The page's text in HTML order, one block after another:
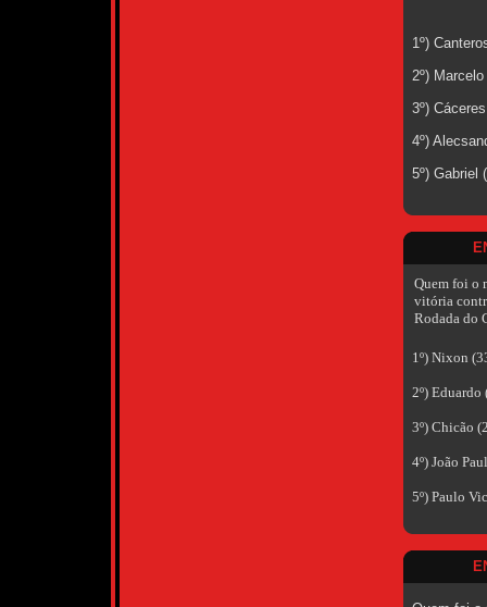
1º)
2º)
3º)
4º)
5º) Gabriel
Quem foi o
vitória
Rodada do
1º) Nixon
2º) Eduardo
3º) Chicão
4º) João
5º) Paulo